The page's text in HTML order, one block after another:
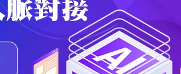
登入｜註冊｜會員中心
魔法弟子｜自資出版｜電子書 ｜客服中心｜